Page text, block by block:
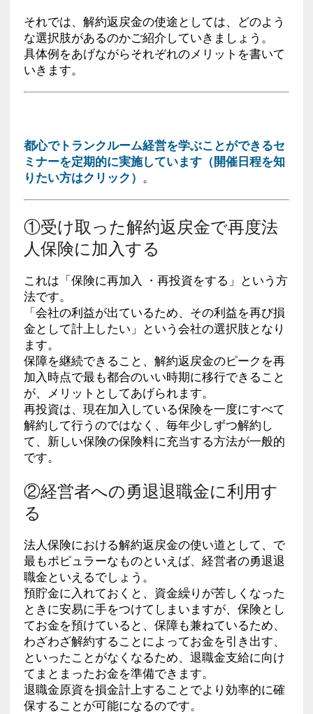
それでは、解約返戻金の使途としては、どのよう
な選択肢があるのかご紹介していきましょう。
具体例をあげながらそれぞれのメリットを書いて
いきます。
都心でトランクルーム経営を学ぶことができるセ
ミナーを定期的に実施しています（開催日程を知
りたい方はクリック） 。
①受け取った解約返戻金で再度法
人保険に加入する
これは「保険に再加入 ・再投資をする」という方
法です。
「会社の利益が出ているため、その利益を再び損
金として計上したい」という会社の選択肢となり
ます。
保障を継続できること、解約返戻金のピークを再
加入時点で最も都合のいい時期に移行できること
が、メリットとしてあげられます。
再投資は、現在加入している保険を一度にすべて
解約して行うのではなく、毎年少しずつ解約し
て、新しい保険の保険料に充当する方法が一般的
です。
②経営者への勇退退職金に利用す
る
法人保険における解約返戻金の使い道として、で
最もポピュラーなものといえば、経営者の勇退退
職金といえるでしょう。
預貯金に入れておくと、資金繰りが苦しくなった
ときに安易に手をつけてしまいますが、保険とし
てお金を預けていると、保障も兼ねているため、
わざわざ解約することによってお金を引き出す、
といったことがなくなるため、退職金支給に向け
てまとまったお金を準備できます。
退職金原資を損金計上することでより効率的に確
保することが可能になるのです。